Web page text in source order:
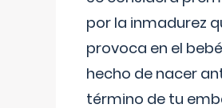
por la inmadurez
provoca en el
hecho de nacer
término de tu